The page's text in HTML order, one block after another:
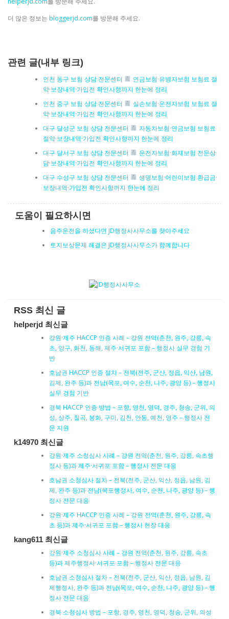
더 많은 정보는 bloggerjd.com를 방문해 주세요.
관련 글(내부 링크)
인천 동구 보험 상담 전문센터
연금보험·유병자보험 보험료 절
약·보장내역·가입전 확인사항까지 한눈에 정리
인천 중구 보험 상담 전문센터
실손보험·운전자보험 보험료 절
약·보장내역·가입전 확인사항까지 한눈에 정리
대구 달성군 보험 상담 전문센터
자동차보험·연금보험 보험료
절약·보장내역·가입전 확인사항까지 한눈에 정리
대구 달서구 보험 상담 전문센터
운전자보험·화재보험 전문상
담·보장내역·가입전 확인사항까지 한눈에 정리
대구 수성구 보험 상담 전문센터
생명보험·어린이보험 환급금·
보장내역·가입전 확인사항까지 한눈에 정리
도움이 필요하시면
음주운전을 하셨다면 JD행정사사무소를 찾아주세요
토지보상문제 해결은 JD행정사사무소가 함께합니다
RSS 최신 글
helperjd 최신글
강원·제주 HACCP 인증 사례 – 강원 전역(춘천, 원주, 강릉, 속
초, 양구, 화천, 동해, 제주·서귀포 포함 – 행정사 실무 경험 기
반
호남권 HACCP 인증 절차 – 전북(전주, 군산, 정읍, 익산, 남원,
김제, 완주 등)과 전남(목포, 여수, 순천, 나주, 광양 등) – 행정사
실무 경험 기반
경북 HACCP 인증 방법 – 포항, 영천, 영덕, 경주, 청송, 군위, 의
성, 상주, 칠곡, 봉화, 구미, 김천, 안동, 예천, 영주 – 행정사 전
문 지원
k14970 최신글
강원·제주 소청심사 사례 – 강원 전역(춘천, 원주, 강릉, 속초행
정사 등)과 제주·서귀포 포함 – 행정사 전문 대응
호남권 소청심사 절차 – 전북(전주, 군산, 익산, 정읍, 남원, 김
제, 완주 등)과 전남(목포행정사, 여수, 순천, 나주, 광양 등) – 행
정사 전문 대응
강원·제주 HACCP 인증 사례 – 강원 전역(춘천, 원주, 강릉, 속
초 등)과 제주·서귀포 포함 – 행정사 현장 대응
kang611 최신글
강원·제주 소청심사 사례 – 강원 전역(춘천, 원주, 강릉, 속초
등)과 제주행정사·서귀포 포함 – 행정사 전문 대응
호남권 소청심사 절차 – 전북(전주, 군산, 익산, 정읍, 남원, 김
제행정사, 완주 등)과 전남(목포, 여수, 순천, 나주, 광양 등) – 행
정사 전문 대응
경북 소청심사 방법 – 포항, 경주, 영천, 영덕, 청송, 군위, 의성